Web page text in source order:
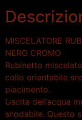
MISCELATORE
NERO CROMO
Rubinetto
collo orientabile
piacimento.
Uscita dell’acqua
snodabile. Questo